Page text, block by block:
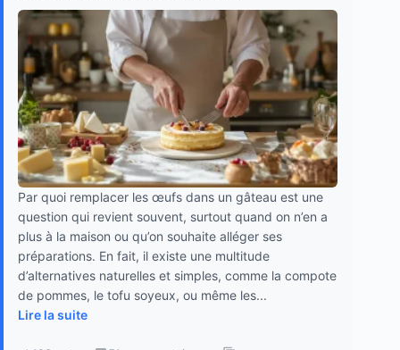
Par quoi remplacer les œufs dans un gâteau est une
question qui revient souvent, surtout quand on n’en a
plus à la maison ou qu’on souhaite alléger ses
préparations. En fait, il existe une multitude
d’alternatives naturelles et simples, comme la compote
de pommes, le tofu soyeux, ou même les...
Lire la suite